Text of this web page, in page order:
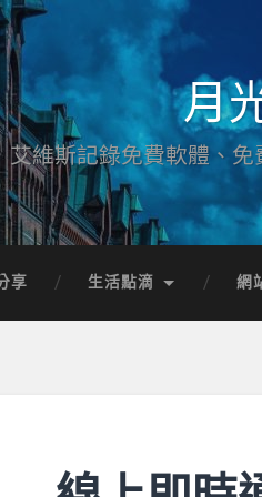
月
艾維斯記錄免費軟體、
享 生活點滴 網